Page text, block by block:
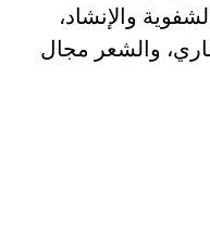
والإنشاد،
والشعر مجال